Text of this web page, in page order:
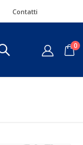
Contatti
0